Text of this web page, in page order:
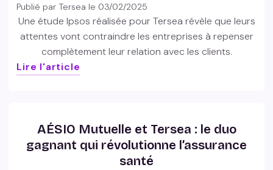
Publié par Tersea le 03/02/2025
Une étude Ipsos réalisée pour Tersea révèle que leurs
attentes vont contraindre les entreprises à repenser
complètement leur relation avec les clients.
Lire l'article
AÉSIO Mutuelle et Tersea : le duo
gagnant qui révolutionne l’assurance
santé